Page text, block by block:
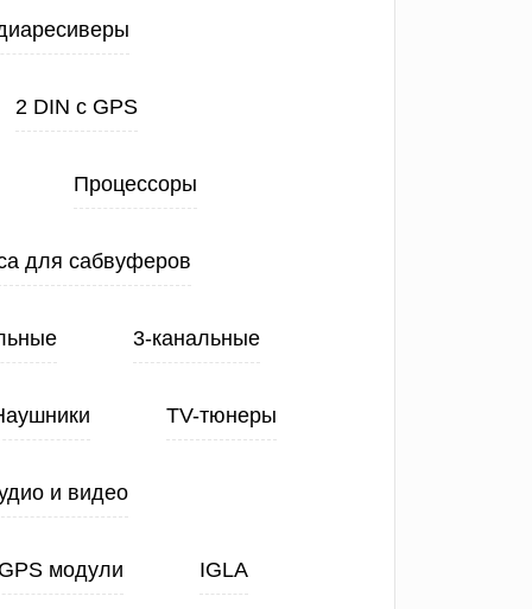
2 DIN с GPS
Процессоры
для сабвуферов
3-канальные
TV-тюнеры
и видео
модули IGLA